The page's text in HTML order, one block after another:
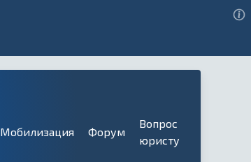
Мобилизация Форум
Вопрос
юристу